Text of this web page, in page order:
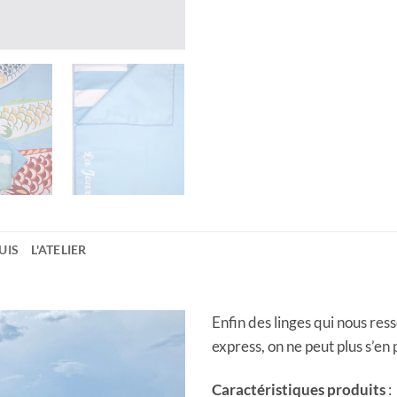
L'ATELIER
Enfin des linges qui nous
express, on ne peut plus
Caractéristiques produits: